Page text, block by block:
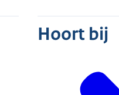
Hoort bij